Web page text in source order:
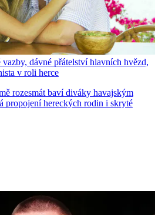
dávné přátelství hlavních hvězd,
v roli herce
rozesmát baví diváky havajským
propojení hereckých rodin i skryté